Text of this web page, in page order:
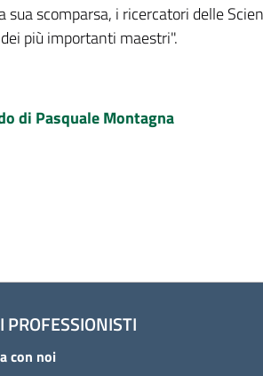
sua scomparsa, i ricercatori delle
più importanti maestri".
di Pasquale Montagna
PROFESSIONISTI
con noi